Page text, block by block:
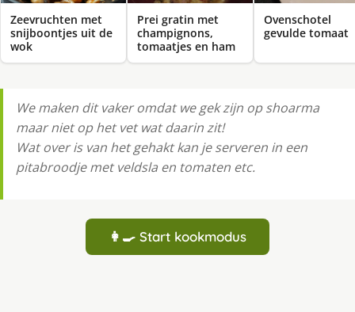
Zeevruchten met
snijboontjes uit de
wok
Prei gratin met
champignons,
tomaatjes en ham
Ovenschotel
gevulde tomaat
We maken dit vaker omdat we gek zijn op shoarma
maar niet op het vet wat daarin zit!
Wat over is van het gehakt kan je serveren in een
pitabroodje met veldsla en tomaten etc.
👩‍🍳 Start kookmodus